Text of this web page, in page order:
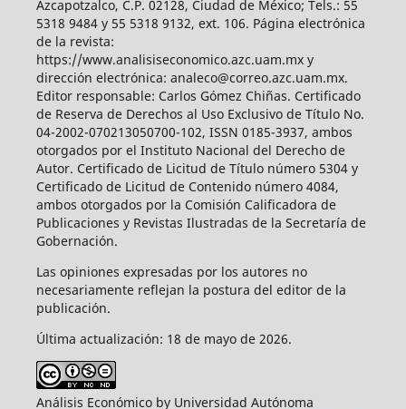
Azcapotzalco, C.P. 02128, Ciudad de México; Tels.: 55
5318 9484 y 55 5318 9132, ext. 106. Página electrónica
de la revista:
https://www.analisiseconomico.azc.uam.mx y
dirección electrónica: analeco@correo.azc.uam.mx.
Editor responsable: Carlos Gómez Chiñas. Certificado
de Reserva de Derechos al Uso Exclusivo de Título No.
04-2002-070213050700-102, ISSN 0185-3937, ambos
otorgados por el Instituto Nacional del Derecho de
Autor. Certificado de Licitud de Título número 5304 y
Certificado de Licitud de Contenido número 4084,
ambos otorgados por la Comisión Calificadora de
Publicaciones y Revistas Ilustradas de la Secretaría de
Gobernación.
Las opiniones expresadas por los autores no
necesariamente reflejan la postura del editor de la
publicación.
Última actualización: 18 de mayo de 2026.
Análisis Económico by Universidad Autónoma